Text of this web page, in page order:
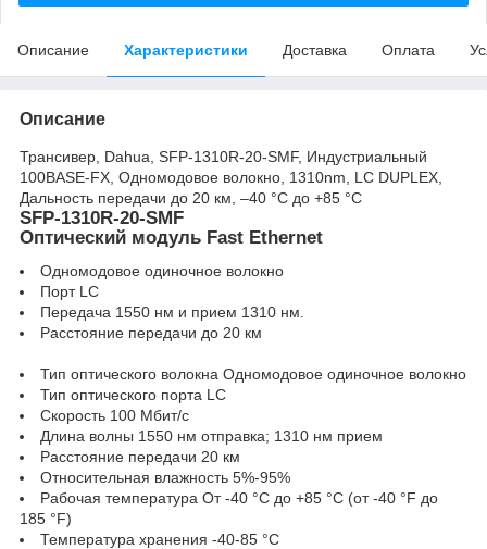
Описание Характеристики Доставка Оплата
Описание
Трансивер, Dahua, SFP-1310R-20-SMF, Индустриальный
100BASE-FX, Одномодовое волокно, 1310nm, LC DUPLEX,
Дальность передачи до 20 км, –40 °C до +85 °C
SFP-1310R-20-SMF
Оптический модуль Fast Ethernet
Одномодовое одиночное волокно
Порт LC
Передача 1550 нм и прием 1310 нм.
Расстояние передачи до 20 км
Тип оптического волокна Одномодовое одиночное волокно
Тип оптического порта LC
Скорость 100 Мбит/с
Длина волны 1550 нм отправка; 1310 нм прием
Расстояние передачи 20 км
Относительная влажность 5%-95%
Рабочая температура От -40 °C до +85 °C (от -40 °F до
185 °F)
Температура хранения -40-85 °C